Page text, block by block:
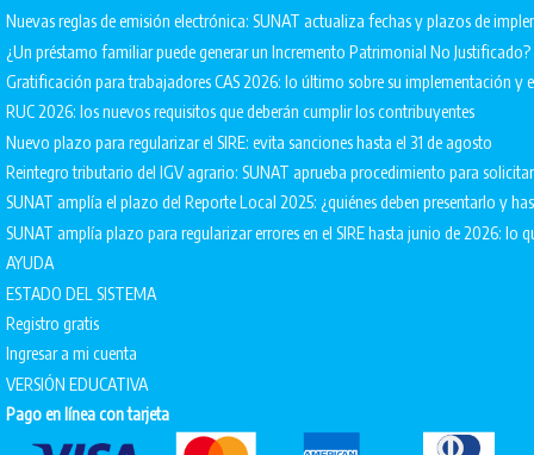
Nuevas reglas de emisión electrónica: SUNAT actualiza fechas y plazos de
¿Un préstamo familiar puede generar un Incremento Patrimonial No Justificado?
Gratificación para trabajadores CAS 2026: lo último sobre su implementación
RUC 2026: los nuevos requisitos que deberán cumplir los contribuyentes
Nuevo plazo para regularizar el SIRE: evita sanciones hasta el 31 de agosto
Reintegro tributario del IGV agrario: SUNAT aprueba procedimiento para
SUNAT amplía el plazo del Reporte Local 2025: ¿quiénes deben presentarlo y
SUNAT amplía plazo para regularizar errores en el SIRE hasta junio de 2026: lo
AYUDA
ESTADO DEL SISTEMA
Registro gratis
Ingresar a mi cuenta
VERSIÓN EDUCATIVA
Pago en línea con tarjeta